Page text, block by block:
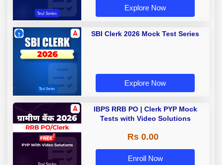
Explore Now
SBI Clerk 2026 Mock Test Series
Explore Now
IBPS RRB PO | Clerk PYP Mock
Tests with Video Solutions
Rs 0.00
Enroll Now